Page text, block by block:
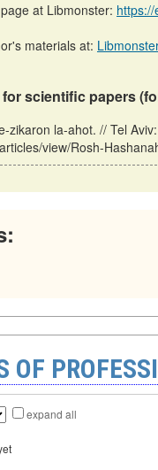
at Libmonster:
materials at:
scientific papers
zikaron la-ahot. // Tel
view/Rosh-
OF
expand all